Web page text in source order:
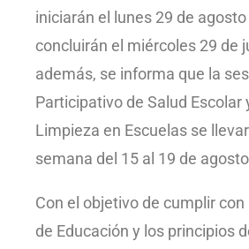
iniciarán el lunes 29 de
concluirán el miércoles 29 de
además, se informa que la
Participativo de Salud Escolar
Limpieza en Escuelas se
semana del 15 al 19 de
Con el objetivo de cumplir con
de Educación y los principios